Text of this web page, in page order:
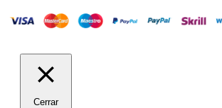
Cerrar